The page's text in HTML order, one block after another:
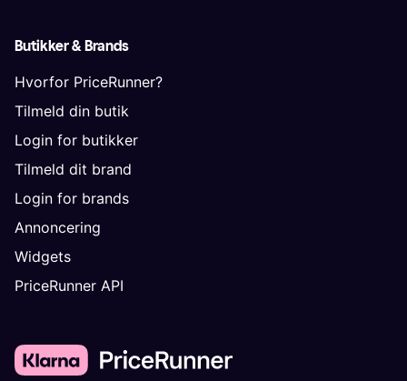
Butikker & Brands
Hvorfor PriceRunner?
Tilmeld din butik
Login for butikker
Tilmeld dit brand
Login for brands
Annoncering
Widgets
PriceRunner API